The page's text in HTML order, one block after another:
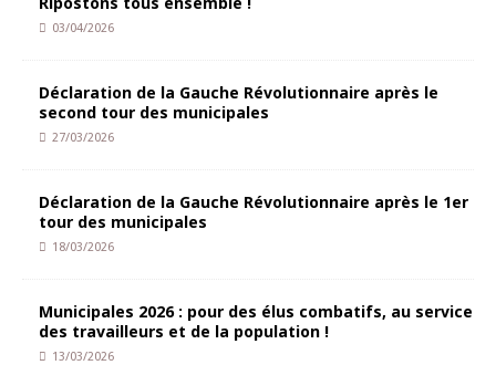
03/04/2026
Déclaration de la Gauche Révolutionnaire après le
second tour des municipales
27/03/2026
Déclaration de la Gauche Révolutionnaire après le 1er
tour des municipales
18/03/2026
Municipales 2026 : pour des élus combatifs, au service
des travailleurs et de la population !
13/03/2026